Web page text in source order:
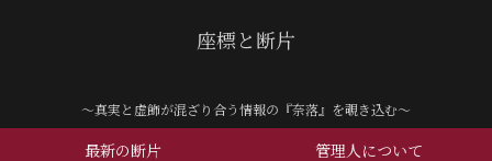
座標と断片
～真実と虚飾が混ざり合う情報の『奈落』を覗き込む～
最新の断片 管理人について